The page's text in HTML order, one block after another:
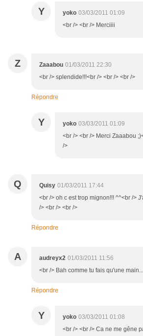
Y yoko 03/03/2011 01:09
<br /> <br /> Merciiii
Z Zaaabou 01/03/2011 22:30
<br /> splendide!!!<br /> <br /> <br />
Répondre
Y yoko 03/03/2011 01:09
<br /> <br /> Merci Zaaabou
/>
Q Quisy 01/03/2011 17:44
<br /> oh c est trop mignon!!! ^^<br />
/> <br /> <br />
Répondre
A audreyx2 01/03/2011 11:56
<br /> Bah comme tu fais qu'une
Répondre
Y yoko 03/03/2011 01:08
<br /> <br /> Ca ne me gêne